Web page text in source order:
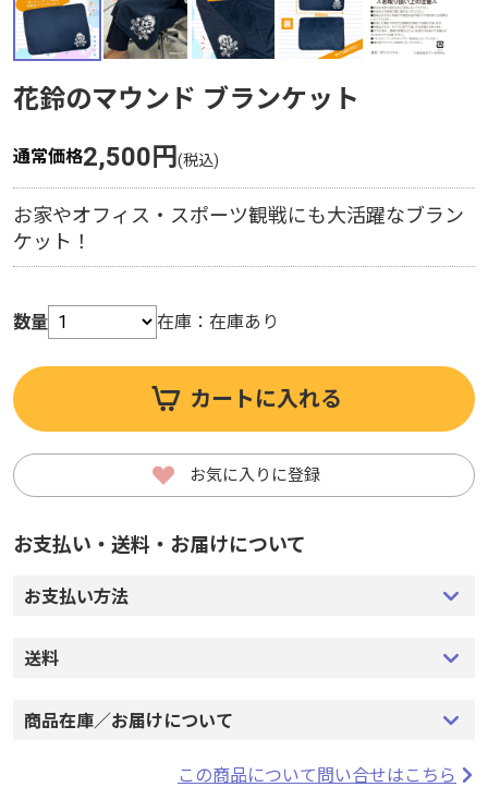
花鈴のマウンド ブランケット
通常価格2,500円
お家やオフィス・スポーツ観戦にも大活躍なブラン
ケット！
数量 在庫： 在庫あり
カートに入れる
お気に入りに登録
お支払い・送料・お届けについて
お支払い方法
送料
商品在庫／お届けについて
この商品について問い合せはこちら